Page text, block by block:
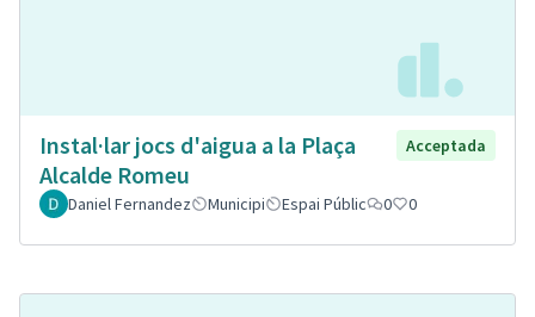
Instal·lar jocs d'aigua a la Plaça
Alcalde Romeu
Acceptada
Daniel Fernandez Municipi Espai Públic 0 0